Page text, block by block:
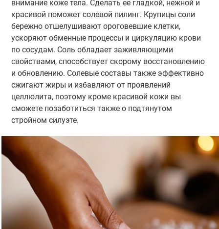
внимание коже тела. Сделать ее гладкой, нежной и
красивой поможет солевой пилинг. Крупицы соли
бережно отшелушивают ороговевшие клетки,
ускоряют обменные процессы и циркуляцию крови
по сосудам. Соль обладает заживляющими
свойствами, способствует скорому восстановлению
и обновлению. Солевые составы также эффективно
сжигают жиры и избавляют от проявлений
целлюлита, поэтому кроме красивой кожи вы
сможете позаботиться также о подтянутом
стройном силуэте.